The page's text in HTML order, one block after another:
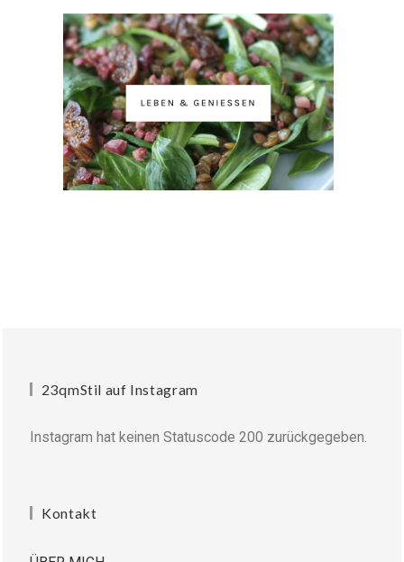
23qmStil auf Instagram
Instagram hat keinen Statuscode 200 zurückgegeben.
Kontakt